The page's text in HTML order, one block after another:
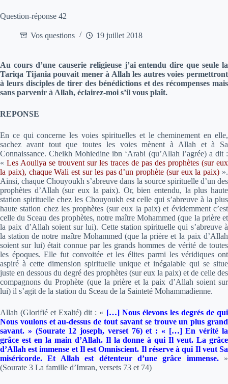
Question-réponse 42
Vos questions 19 juillet 2018
Au cours d’une causerie religieuse j’ai entendu dire que seule la
Tariqa Tijania pouvait mener à Allah les autres voies permettront
à leurs disciples de tirer des bénédictions et des récompenses mais
sans parvenir à Allah, éclairez-moi s’il vous plaît.
REPONSE
En ce qui concerne les voies spirituelles et le cheminement en elle,
sachez avant tout que toutes les voies mènent à Allah et à Sa
Connaissance. Cheikh Mohiedine ibn ‘Arabi (qu’Allah l’agrée) a dit :
« Les Aouliya se trouvent sur les traces de pas des prophètes (sur eux
la paix), chaque Wali est sur les pas d’un prophète (sur eux la paix) ».
Ainsi, chaque Chouyoukh s’abreuve dans la source spirituelle d’un des
prophètes d’Allah (sur eux la paix). Or, bien entendu, la plus haute
station spirituelle chez les Chouyoukh est celle qui s’abreuve à la plus
haute station chez les prophètes (sur eux la paix) et évidemment c’est
celle du Sceau des prophètes, notre maître Mohammed (que la prière et
la paix d’Allah soient sur lui). Cette station spirituelle qui s’abreuve à
la station de notre maître Mohammed (que la prière et la paix d’Allah
soient sur lui) était connue par les grands hommes de vérité de toutes
les époques. Elle fut convoitée et les élites parmi les véridiques ont
aspiré à cette dimension spirituelle unique et inégalable qui se situe
juste en dessous du degré des prophètes (sur eux la paix) et de celle des
compagnons du Prophète (que la prière et la paix d’Allah soient sur
lui) il s’agit de la station du Sceau de la Sainteté Mohammadienne.
Allah (Glorifié et Exalté) dit : « […] Nous élevons les degrés de qui
Nous voulons et au-dessus de tout savant se trouve un plus grand
savant. » (Sourate 12 joseph, verset 76)et : « […] En vérité la
grâce est en la main d’Allah. Il la donne à qui Il veut. La grâce
d’Allah est immense et Il est Omniscient. Il réserve à qui Il veut Sa
miséricorde. Et Allah est détenteur d’une grâce immense.»
(Sourate 3 La famille d’Imran, versets 73 et 74)